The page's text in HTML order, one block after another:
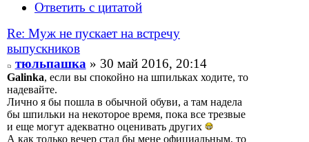
Ответить с цитатой
Re: Муж не пускает на встречу
выпускников
тюльпашка» 30 май 2016, 20:14
Galinka, если вы спокойно на шпильках ходите, то
надевайте.
Лично я бы пошла в обычной обуви, а там надела
бы шпильки на некоторое время, пока все трезвые
и еще могут адекватно оценивать других
А как только вечер стал бы мене официальным, то